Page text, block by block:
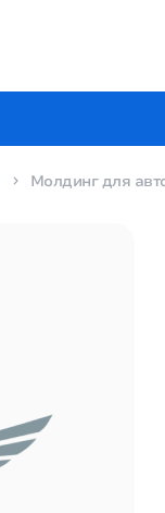
Молдинг для